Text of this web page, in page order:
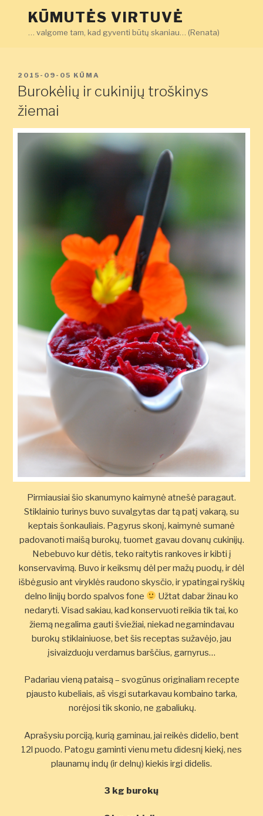
KŪMUTĖS VIRTUVĖ
… valgome tam, kad gyventi būtų skaniau… (Renata)
PASKELBTA
2015-09-05 KŪMA
Burokėlių ir cukinijų troškinys
žiemai
Pirmiausiai šio skanumyno kaimynė atnešė paragaut.
Stiklainio turinys buvo suvalgytas dar tą patį vakarą, su
keptais šonkauliais. Pagyrus skonį, kaimynė sumanė
padovanoti maišą burokų, tuomet gavau dovanų cukinijų.
Nebebuvo kur dėtis, teko raitytis rankoves ir kibti į
konservavimą. Buvo ir keiksmų dėl per mažų puodų, ir dėl
išbėgusio ant viryklės raudono skysčio, ir ypatingai ryškių
delno linijų bordo spalvos fone
Užtat dabar žinau ko
nedaryti. Visad sakiau, kad konservuoti reikia tik tai, ko
žiemą negalima gauti šviežiai, niekad negamindavau
burokų stiklainiuose, bet šis receptas sužavėjo, jau
įsivaizduoju verdamus barščius, garnyrus…
Padariau vieną pataisą – svogūnus originaliam recepte
pjausto kubeliais, aš visgi sutarkavau kombaino tarka,
norėjosi tik skonio, ne gabaliukų.
Aprašysiu porciją, kurią gaminau, jai reikės didelio, bent
12l puodo. Patogu gaminti vienu metu didesnį kiekį, nes
plaunamų indų (ir delnų) kiekis irgi didelis.
3 kg burokų